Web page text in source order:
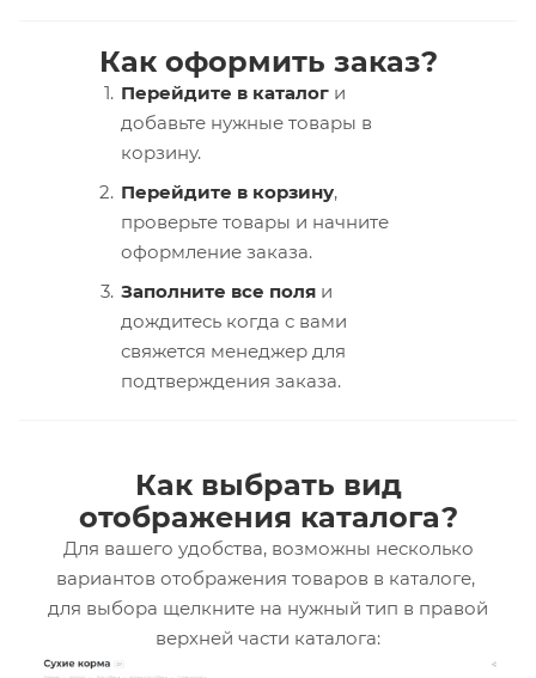
Как оформить заказ?
Перейдите в каталог и
добавьте нужные товары в
корзину.
Перейдите в корзину,
проверьте товары и начните
оформление заказа.
Заполните все поля и
дождитесь когда с вами
свяжется менеджер для
подтверждения заказа.
Как выбрать вид
отображения каталога?
Для вашего удобства, возможны несколько
вариантов отображения товаров в каталоге,
для выбора щелкните на нужный тип в правой
верхней части каталога: